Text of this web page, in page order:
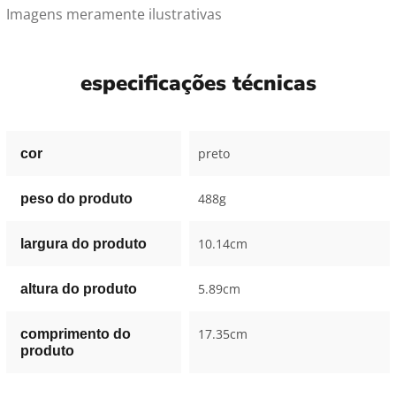
Imagens meramente ilustrativas
especificações técnicas
cor preto
peso do produto 488g
largura do produto 10.14cm
altura do produto 5.89cm
comprimento do
produto
17.35cm